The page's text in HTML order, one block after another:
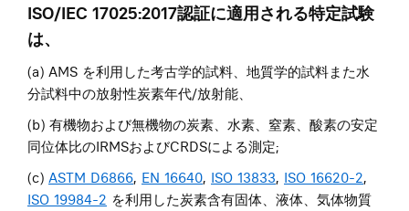
ISO/IEC 17025:2017認証に適用される特定試験
は、
(a) AMS を利用した考古学的試料、地質学的試料また水
分試料中の放射性炭素年代/放射能、
(b) 有機物および無機物の炭素、水素、窒素、酸素の安定
同位体比のIRMSおよびCRDSによる測定;
(c) ASTM D6866, EN 16640, ISO 13833, ISO 16620-2,
ISO 19984-2 を利用した炭素含有固体、液体、気体物質